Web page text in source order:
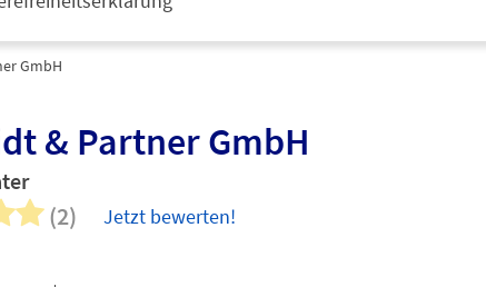
GmbH
& Partner GmbH
(2) Jetzt bewerten!